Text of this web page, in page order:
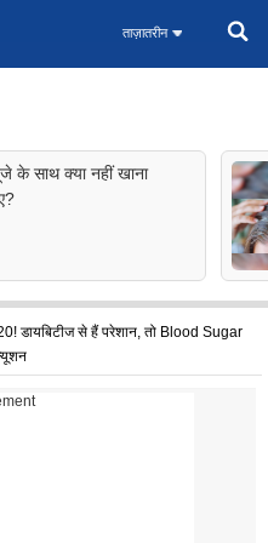
ताज़ातरीन
के साथ क्या नहीं खाना
डायबिटीज से हैं परेशान, तो Blood Sugar